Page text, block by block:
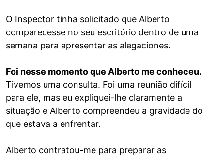
O Inspector tinha solicitado que Alberto
comparecesse no seu escritório dentro de uma
semana para apresentar as alegaciones.
Foi nesse momento que Alberto me conheceu.
Tivemos uma consulta. Foi uma reunião difícil
para ele, mas eu expliquei-lhe claramente a
situação e Alberto compreendeu a gravidade do
que estava a enfrentar.
Alberto contratou-me para preparar as